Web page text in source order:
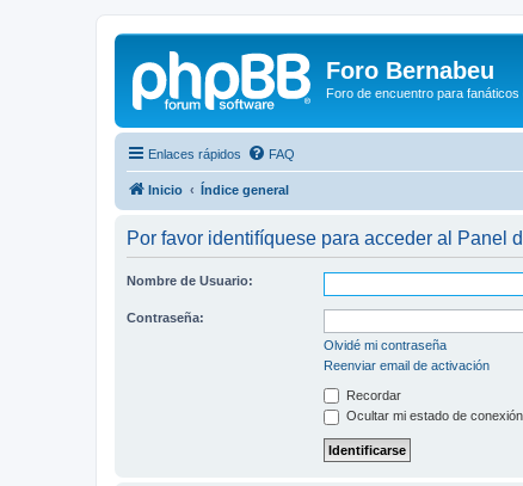
Foro Bernabeu
Foro de encuentro para
Enlaces rápidos FAQ
Inicio Índice general
Por favor identifíquese para acceder al Panel
Nombre de Usuario:
Contraseña:
Olvidé mi contraseña
Reenviar email de activación
Recordar
Ocultar mi estado de